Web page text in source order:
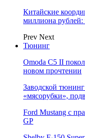
Китайские
миллиона
Prev Next
Тюнинг
Omoda C5 II
новом прочтении
Заводской
«мясорубки»,
Ford Mustang с
GP